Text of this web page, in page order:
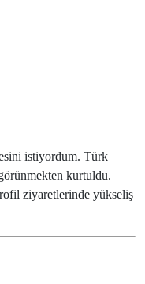
istiyordum. Türk
kurtuldu.
ziyaretlerinde yükseliş